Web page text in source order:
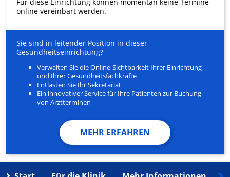
online vereinbart werden.
Sie sind in leitender Position in dieser
Gesundheitseinrichtung?
Verwalten Sie die Online-Sichtbarkeit Ihrer Einrichtung
und Ihrer Gesundheitsfachkräfte
Entlasten Sie Ihr Sekretariat
Ein innovativer Service für Ihre Patienten zur Buchung
von Arztterminen
MEHR ERFAHREN